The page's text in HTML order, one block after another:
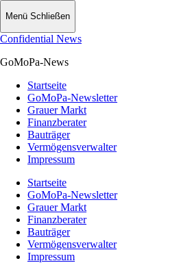
Menü Schließen
Confidential News
GoMoPa-News
Startseite
GoMoPa-Newsletter
Grauer Markt
Finanzberater
Bauträger
Vermögensverwalter
Impressum
Startseite
GoMoPa-Newsletter
Grauer Markt
Finanzberater
Bauträger
Vermögensverwalter
Impressum